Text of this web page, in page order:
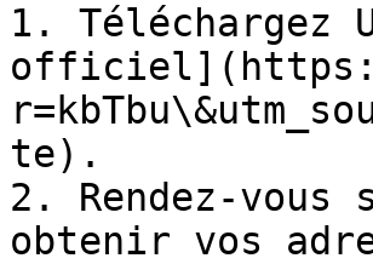
1. Téléchargez
te).
2. Rendez-
obtenir vos